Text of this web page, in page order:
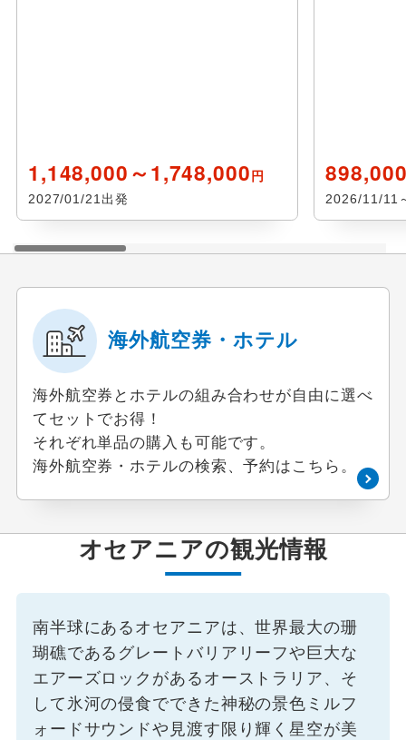
1,148,000～1,748,000円
2027/01/21出発 2026/11/11
海外航空券・ホテル
海外航空券とホテルの組み合わせが自由に選べ
てセットでお得！
それぞれ単品の購入も可能です。
海外航空券・ホテルの検索、予約はこちら。
オセアニアの観光情報
南半球にあるオセアニアは、世界最大の珊
瑚礁であるグレートバリアリーフや巨大な
エアーズロックがあるオーストラリア、そ
して氷河の侵食でできた神秘の景色ミルフ
ォードサウンドや見渡す限り輝く星空が美